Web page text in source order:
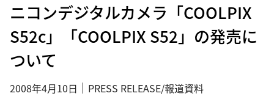
ニコンデジタルカメラ「COOLPIX
S52c」「COOLPIX S52」の発売に
ついて
2008年4月10日 PRESS RELEASE/報道資料